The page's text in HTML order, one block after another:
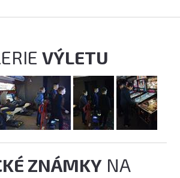
VÝLETU
ZNÁMKY NA